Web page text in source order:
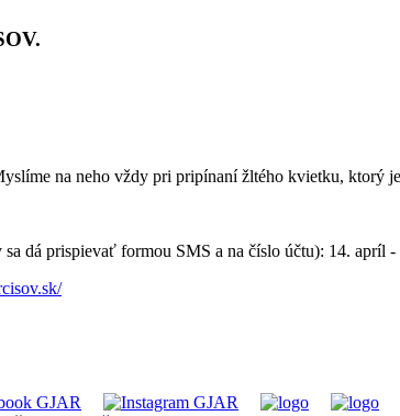
na neho vždy pri pripínaní žltého kvietku, ktorý
dá prispievať formou SMS a na číslo účtu): 14. apríl